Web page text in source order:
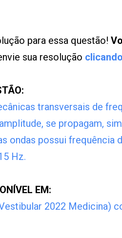
para essa questão!
sua resolução
transversais de
se propagam,
ondas possui frequência
Hz.
EM:
2022 Medicina)